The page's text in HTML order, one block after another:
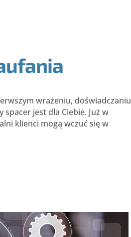
wrażeniu, doświadczaniu
jest dla Ciebie. Już w
klienci mogą wczuć się w